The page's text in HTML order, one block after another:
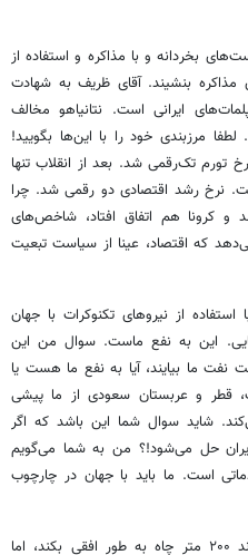
بخردانه و با مذاکره و استفاده از
بنشیند. آقای ظریف به شهادت
ایرانی است. نتانیاهو مخالف
مرزبندی خود را با این‌ها بگویید!
که برجام اتفاق افتاد، در سال ۹۵ نرخ تورم تک‌رقمی شد. بعد از انقلاب تنها
تک‌رقمی شد، ۹۵ بوده است. نرخ رشد اقتصادی دو رقمی شد. چرا
و کرونا هم اتفاق افتاد، شاخص‌های
که اقتصاد، عینا از سیاست تبعیت
از نیروهای تکنوکرات با جهان
این به نفع ماست. سوال من این
ما بیایند، آیا به نفع ما هست یا
قطر و عربستان سعودی از ما پیشی
شاید سوال شما این باشد که اگر
حل می‌شود!؟ من به شما می‌گویم
است. ما باید با جهان در چارچوب
الان در پارس‌جنوبی تکنولوژی‌مان می‌تواند ۲۰۰ متر چاه به طور افقی بکند، اما